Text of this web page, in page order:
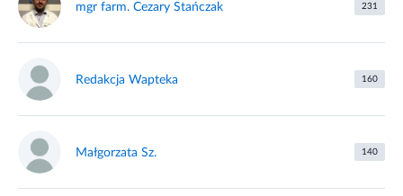
mgr farm. Cezary Stańczak 231
Redakcja Wapteka 160
Małgorzata Sz. 140